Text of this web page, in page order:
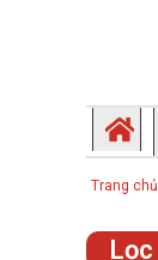
Trang chủ